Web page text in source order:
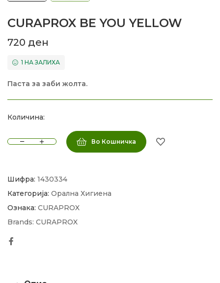
CURAPROX BE YOU YELLOW
720 ден
1 НА ЗАЛИХА
Паста за заби жолта.
Количина:
Во Кошничка
Шифра: 1430334
Категорија: Орална Хигиена
Ознака: CURAPROX
Brands: CURAPROX